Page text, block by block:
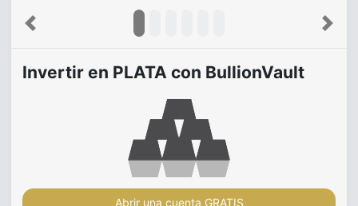
Previous Next
Invertir en PLATA con BullionVault
Abrir una cuenta GRATIS